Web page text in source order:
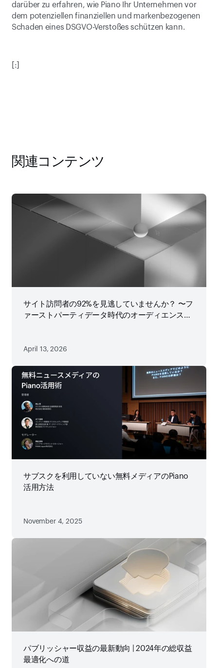
darüber zu erfahren, wie Piano Ihr Unternehmen vor
dem potenziellen finanziellen und markenbezogenen
Schaden eines DSGVO-Verstoßes schützen kann.
[:]
関連コンテンツ
サイト訪問者の92%を見逃していませんか？ 〜フ
ァーストパーティデータ時代のオーディエンス戦
April 13, 2026
サブスクを利用していない無料メディアのPiano
活用方法
November 4, 2025
パブリッシャー収益の最新動向 | 2024年の総収益
最適化への道